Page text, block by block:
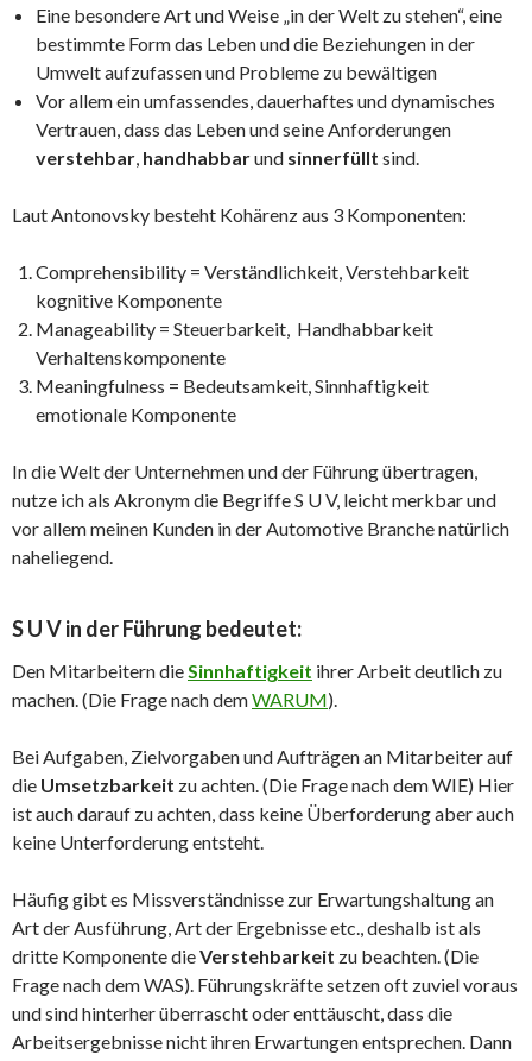
Eine besondere Art und Weise „in der Welt zu stehen“, eine
bestimmte Form das Leben und die Beziehungen in der
Umwelt aufzufassen und Probleme zu bewältigen
Vor allem ein umfassendes, dauerhaftes und dynamisches
Vertrauen, dass das Leben und seine Anforderungen
verstehbar, handhabbarund sinnerfüllt sind.
Laut Antonovsky besteht Kohärenz aus 3 Komponenten:
Comprehensibility = Verständlichkeit, Verstehbarkeit
kognitive Komponente
Manageability = Steuerbarkeit, Handhabbarkeit
Verhaltenskomponente
Meaningfulness = Bedeutsamkeit, Sinnhaftigkeit
emotionale Komponente
In die Welt der Unternehmen und der Führung übertragen,
nutze ich als Akronym die Begriffe S U V, leicht merkbar und
vor allem meinen Kunden in der Automotive Branche natürlich
naheliegend.
S U Vin der Führung bedeutet:
Den Mitarbeitern dieSinnhaftigkeit ihrer Arbeit deutlich zu
machen. (Die Frage nach demWARUM).
Bei Aufgaben, Zielvorgaben und Aufträgen an Mitarbeiter auf
die Umsetzbarkeit zu achten. (Die Frage nach dem WIE) Hier
ist auch darauf zu achten, dass keine Überforderung aber auch
keine Unterforderung entsteht.
Häufig gibt es Missverständnisse zur Erwartungshaltung an
Art der Ausführung, Art der Ergebnisse etc., deshalb ist als
dritte Komponente dieVerstehbarkeit zu beachten. (Die
Frage nach dem WAS). Führungskräfte setzen oft zuviel voraus
und sind hinterher überrascht oder enttäuscht, dass die
Arbeitsergebnisse nicht ihren Erwartungen entsprechen. Dann